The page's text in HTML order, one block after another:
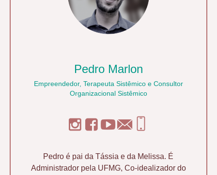
Pedro Marlon
Empreendedor, Terapeuta Sistêmico e Consultor
Organizacional Sistêmico
Pedro é pai da Tássia e da Melissa. É
Administrador pela UFMG, Co-idealizador do